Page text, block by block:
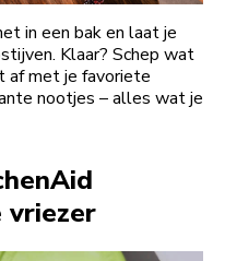
in een bak en laat je
Klaar? Schep wat
af met je favoriete
nootjes – alles wat je
vriezer